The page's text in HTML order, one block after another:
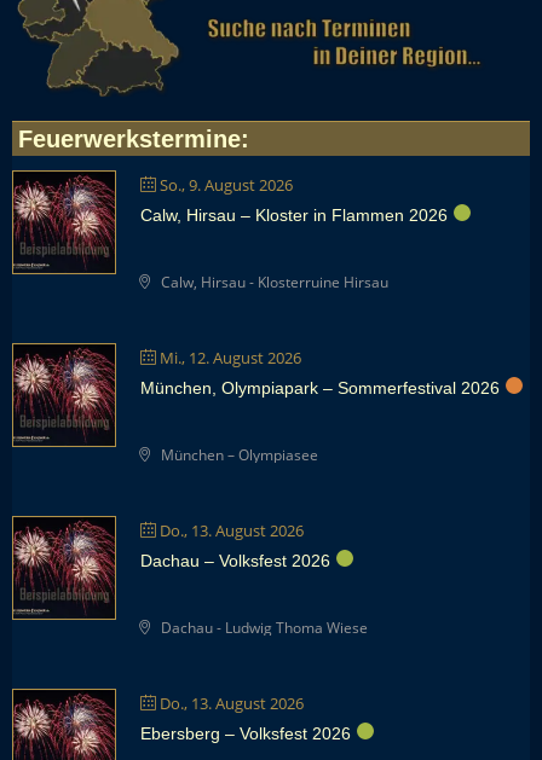
Feuerwerkstermine:
So., 9. August 2026
Calw, Hirsau – Kloster in Flammen 2026
Calw, Hirsau - Klosterruine Hirsau
Mi., 12. August 2026
München, Olympiapark – Sommerfestival 2026
München – Olympiasee
Do., 13. August 2026
Dachau – Volksfest 2026
Dachau - Ludwig Thoma Wiese
Do., 13. August 2026
Ebersberg – Volksfest 2026